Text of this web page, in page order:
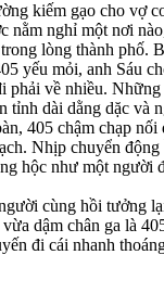
kiếm gạo cho vợ
nằm nghỉ một nơi
lòng thành phố.
yếu mỏi, anh Sáu
về nhiều. Những
dài dằng dặc và
405 chậm chạp
Nhịp chuyển
hộc như một người
cùng hồi tưởng
dậm chân ga là
đi cái nhanh